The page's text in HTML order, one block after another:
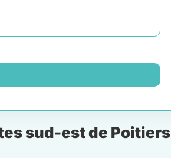
sud-est de Poitiers